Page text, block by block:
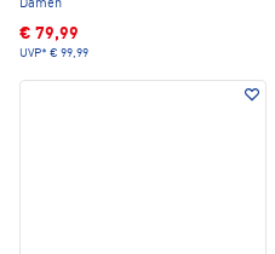
Damen
€ 79,99
UVP* € 99,99